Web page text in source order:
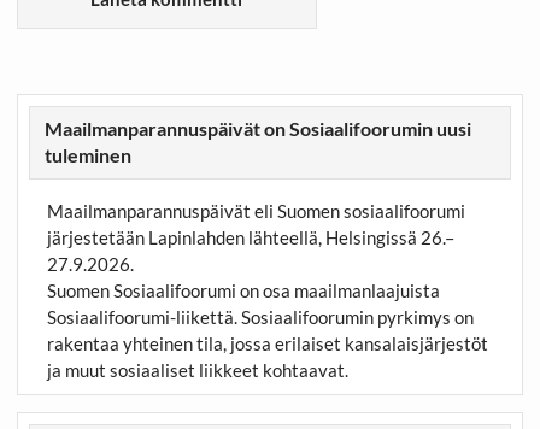
Maailmanparannuspäivät on Sosiaalifoorumin uusi
tuleminen
Maailmanparannuspäivät eli Suomen sosiaalifoorumi
järjestetään Lapinlahden lähteellä, Helsingissä 26.–
27.9.2026.
Suomen Sosiaalifoorumi on osa maailmanlaajuista
Sosiaalifoorumi-liikettä. Sosiaalifoorumin pyrkimys on
rakentaa yhteinen tila, jossa erilaiset kansalaisjärjestöt
ja muut sosiaaliset liikkeet kohtaavat.